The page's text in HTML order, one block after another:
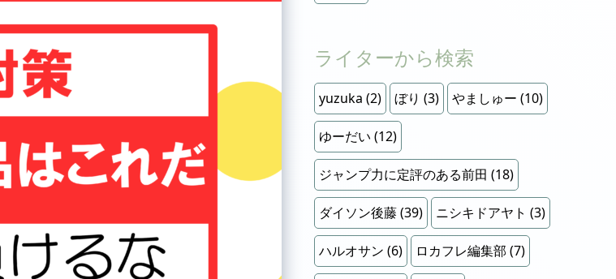
ライターから検索
yuzuka (2) ぼり (3) やましゅー (10)
ゆーだい (12)
ジャンプ力に定評のある前田 (18)
ダイソン後藤(39) ニシキドアヤト (3)
ハルオサン (6) ロカフレ編集部 (7)